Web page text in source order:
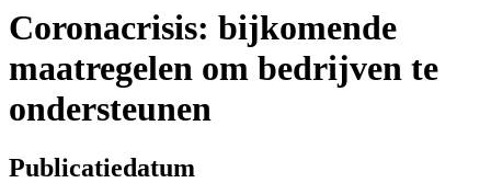
Coronacrisis: bijkomende
maatregelen om bedrijven te
ondersteunen
Publicatiedatum